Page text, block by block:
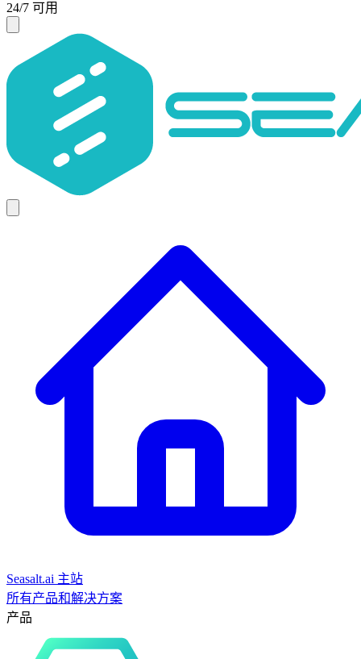
24/7 可用
Seasalt.ai 主站
所有产品和解决方案
产品